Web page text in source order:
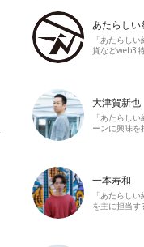
あたらし
「あたらし
貨などweb3
大津賀新也
「あたらし
ーンに興味
一本寿和
「あたらし
を主に担当